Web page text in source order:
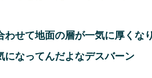
わせて地面の層が一気に厚くな
になってんだよなデスバーン